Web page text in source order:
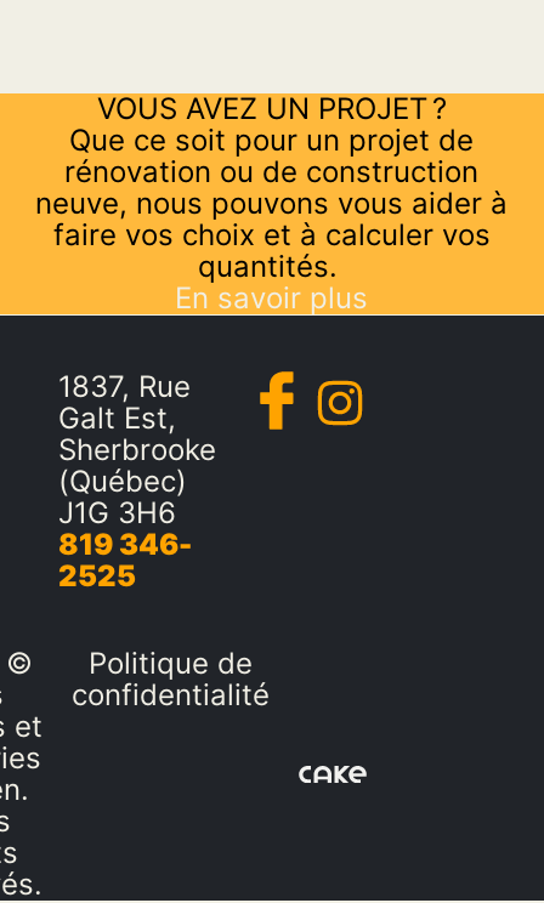
VOUS AVEZ UN PROJET ?
Que ce soit pour un projet de
rénovation ou de construction
neuve, nous pouvons vous aider à
faire vos choix et à calculer vos
quantités.
En savoir plus
1837, Rue
Galt Est,
Sherbrooke
(Québec)
J1G 3H6
819 346-
2525
©
et
Politique de
confidentialité